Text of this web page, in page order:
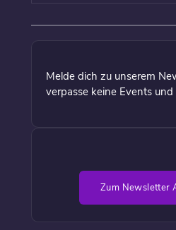
Melde dich zu unserem
verpasse keine Events
Zum Newsletter